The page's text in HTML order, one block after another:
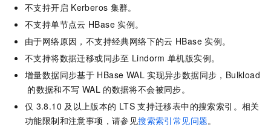
不支持开启 Kerberos 集群。
不支持单节点云 HBase 实例。
由于网络原因，不支持经典网络下的云 HBase 实例。
不支持将数据迁移或同步至 Lindorm 单机版实例。
增量数据同步基于 HBase WAL 实现异步数据同步，Bulkload
的数据和不写 WAL 的数据将不会被同步。
仅 3.8.10 及以上版本的 LTS 支持迁移表中的搜索索引。 相关
功能限制和注意事项，请参见搜索索引常见问题。